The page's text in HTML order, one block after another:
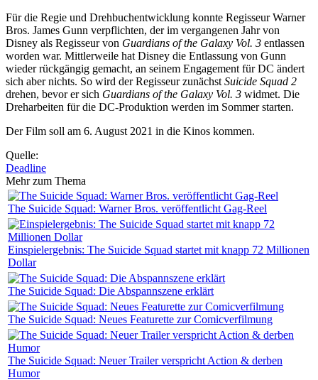
Für die Regie und Drehbuchentwicklung konnte Regisseur Warner
Bros. James Gunn verpflichten, der im vergangenen Jahr von
Disney als Regisseur von Guardians of the Galaxy Vol. 3 entlassen
worden war. Mittlerweile hat Disney die Entlassung von Gunn
wieder rückgängig gemacht, an seinem Engagement für DC ändert
sich aber nichts. So wird der Regisseur zunächst Suicide Squad 2
drehen, bevor er sich Guardians of the Galaxy Vol. 3 widmet. Die
Dreharbeiten für die DC-Produktion werden im Sommer starten.
Der Film soll am 6. August 2021 in die Kinos kommen.
Quelle:
Deadline
Mehr zum Thema
The Suicide Squad: Warner Bros. veröffentlicht Gag-Reel
Einspielergebnis: The Suicide Squad startet mit knapp 72 Millionen
Dollar
The Suicide Squad: Die Abspannszene erklärt
The Suicide Squad: Neues Featurette zur Comicverfilmung
The Suicide Squad: Neuer Trailer verspricht Action & derben
Humor